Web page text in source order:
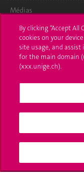
Médias
Offres d'emploi
Bibliothèque
Calendrier académique
Médias sociaux
Accréditation
By clicking “Accept
cookies on your
site usage, and
for the main domain
(xxx.unige.ch).